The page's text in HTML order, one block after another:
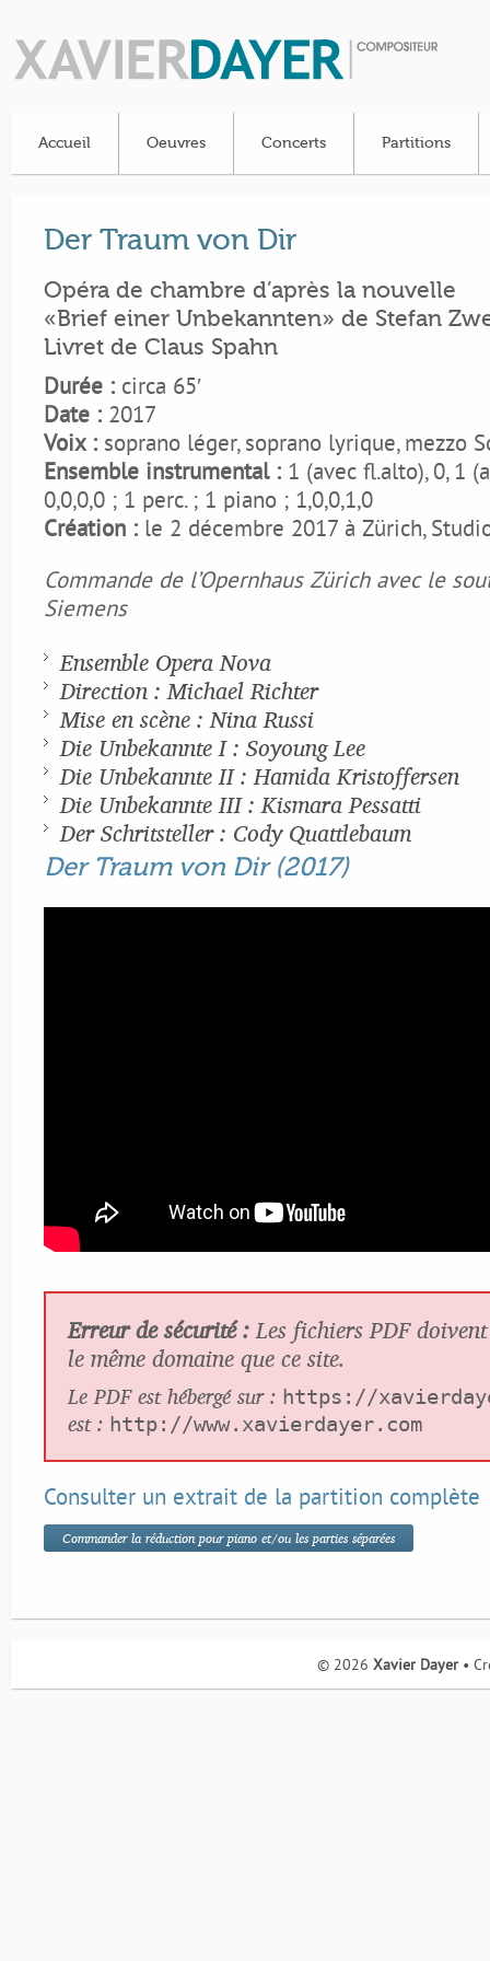
Accueil Oeuvres Concerts Partitions
Der Traum von Dir
Opéra de chambre d’après la nouvelle
«Brief einer Unbekannten» de Stefan
Livret de Claus Spahn
Durée : circa 65′
Date : 2017
Voix : soprano léger, soprano lyrique, mezzo
Ensemble instrumental : 1 (avec fl.alto), 0, 1
0,0,0,0 ; 1 perc. ; 1 piano ; 1,0,0,1,0
Création : le 2 décembre 2017 à Zürich,
Commande de l’Opernhaus Zürich avec le
Siemens
Ensemble Opera Nova
Direction : Michael Richter
Mise en scène : Nina Russi
Die Unbekannte I : Soyoung Lee
Die Unbekannte II : Hamida Kristoffersen
Die Unbekannte III : Kismara Pessatti
Der Schritsteller : Cody Quattlebaum
Der Traum von Dir (2017)
Erreur de sécurité :Les fichiers PDF
le même domaine que ce site.
Le PDF est hébergé sur : https://
est : http://www.xavierdayer.com
Consulter un extrait de la partition complète
Commander la réduction pour piano et/ou les parties séparées
© 2026 Xavier Dayer •